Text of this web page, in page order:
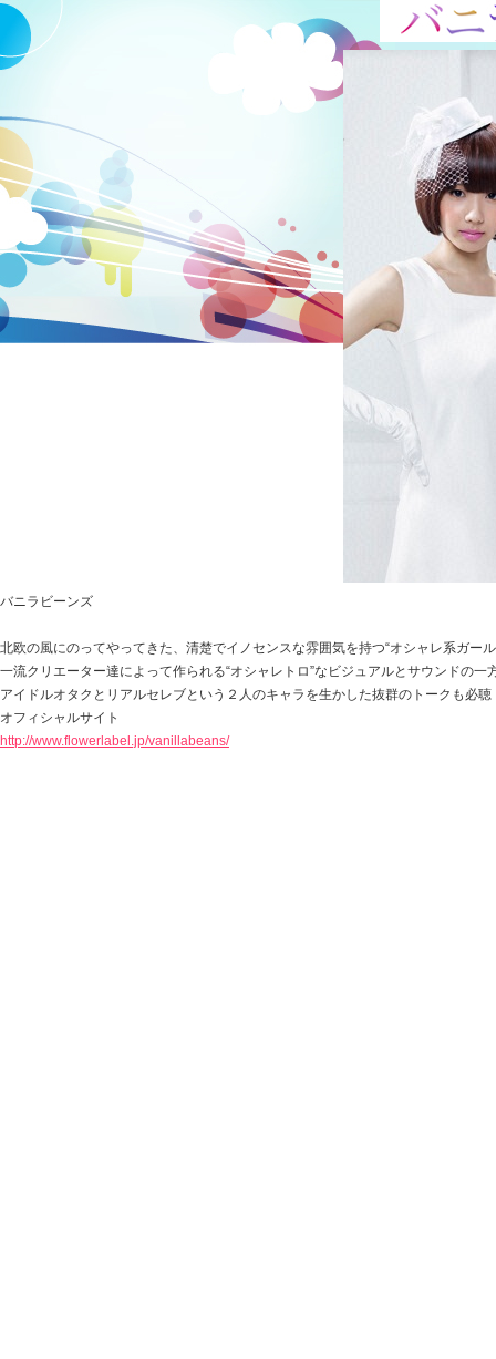
バニラビーンズ
北欧の風にのってやってきた、清楚でイノセンスな雰囲気を持つ“オシャレ系ガー
一流クリエーター達によって作られる“オシャレトロ”なビジュアルとサウンドの
アイドルオタクとリアルセレブという２人のキャラを生かした抜群のトークも必聴
オフィシャルサイト
http://www.flowerlabel.jp/vanillabeans/